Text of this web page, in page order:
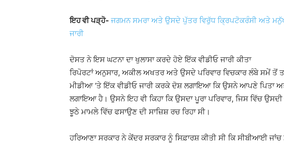
ਇਹ ਵੀ ਪੜ੍ਹੋ- ਜਗਮਨ ਸਮਰਾ ਅਤੇ ਉਸਦੇ ਪੁੱਤਰ ਵਿਰੁੱਧ ਕ੍ਰਿਪਟੋਕਰੰਸੀ ਅਤੇ
ਜਾਰੀ
ਦੋਸਤ ਨੇ ਇਸ ਘਟਨਾ ਦਾ ਖੁਲਾਸਾ ਕਰਦੇ ਹੋਏ ਇੱਕ ਵੀਡੀਓ ਜਾਰੀ ਕੀਤਾ
ਰਿਪੋਰਟਾਂ ਅਨੁਸਾਰ, ਅਕੀਲ ਅਖਤਰ ਅਤੇ ਉਸਦੇ ਪਰਿਵਾਰ ਵਿਚਕਾਰ ਲੰਬੇ ਸਮੇਂ
ਮੀਡੀਆ ‘ਤੇ ਇੱਕ ਵੀਡੀਓ ਜਾਰੀ ਕਰਕੇ ਦੋਸ਼ ਲਗਾਇਆ ਕਿ ਉਸਨੇ ਆਪਣੇ ਪਿਤਾ ਅਤੇ
ਲਗਾਇਆ ਹੈ। ਉਸਨੇ ਇਹ ਵੀ ਕਿਹਾ ਕਿ ਉਸਦਾ ਪੂਰਾ ਪਰਿਵਾਰ, ਜਿਸ ਵਿੱਚ
ਝੂਠੇ ਮਾਮਲੇ ਵਿੱਚ ਫਸਾਉਣ ਦੀ ਸਾਜ਼ਿਸ਼ ਰਚ ਰਿਹਾ ਸੀ।
ਹਰਿਆਣਾ ਸਰਕਾਰ ਨੇ ਕੇਂਦਰ ਸਰਕਾਰ ਨੂੰ ਸਿਫ਼ਾਰਸ਼ ਕੀਤੀ ਸੀ ਕਿ ਸੀਬੀਆਈ